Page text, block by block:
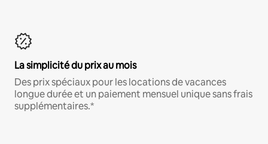
La simplicité du prix au mois
Des prix spéciaux pour les locations de vacances
longue durée et un paiement mensuel unique sans frais
supplémentaires.*